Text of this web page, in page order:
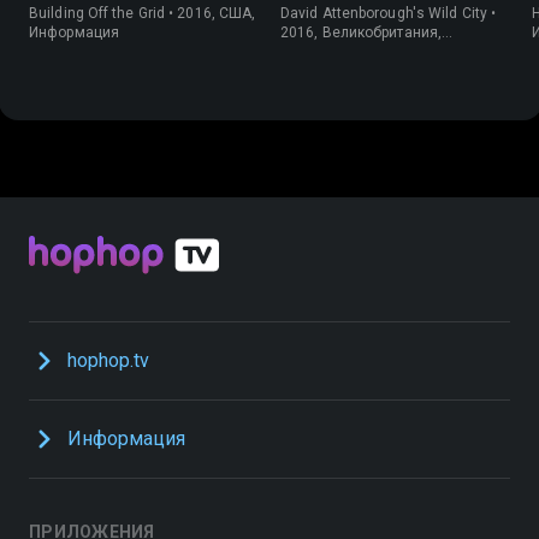
Building Off the Grid • 2016, США,
Информация
David Attenborough's Wild City •
2016, Великобритания,
hophop.tv
Информация
ПРИЛОЖЕНИЯ